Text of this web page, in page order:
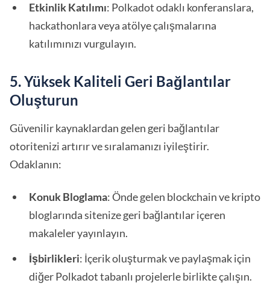
Etkinlik Katılımı: Polkadot odaklı konferanslara,
hackathonlara veya atölye çalışmalarına
katılımınızı vurgulayın.
5. Yüksek Kaliteli Geri Bağlantılar
Oluşturun
Güvenilir kaynaklardan gelen geri bağlantılar
otoritenizi artırır ve sıralamanızı iyileştirir.
Odaklanın:
Konuk Bloglama: Önde gelen blockchain ve kripto
bloglarında sitenize geri bağlantılar içeren
makaleler yayınlayın.
İşbirlikleri: İçerik oluşturmak ve paylaşmak için
diğer Polkadot tabanlı projelerle birlikte çalışın.